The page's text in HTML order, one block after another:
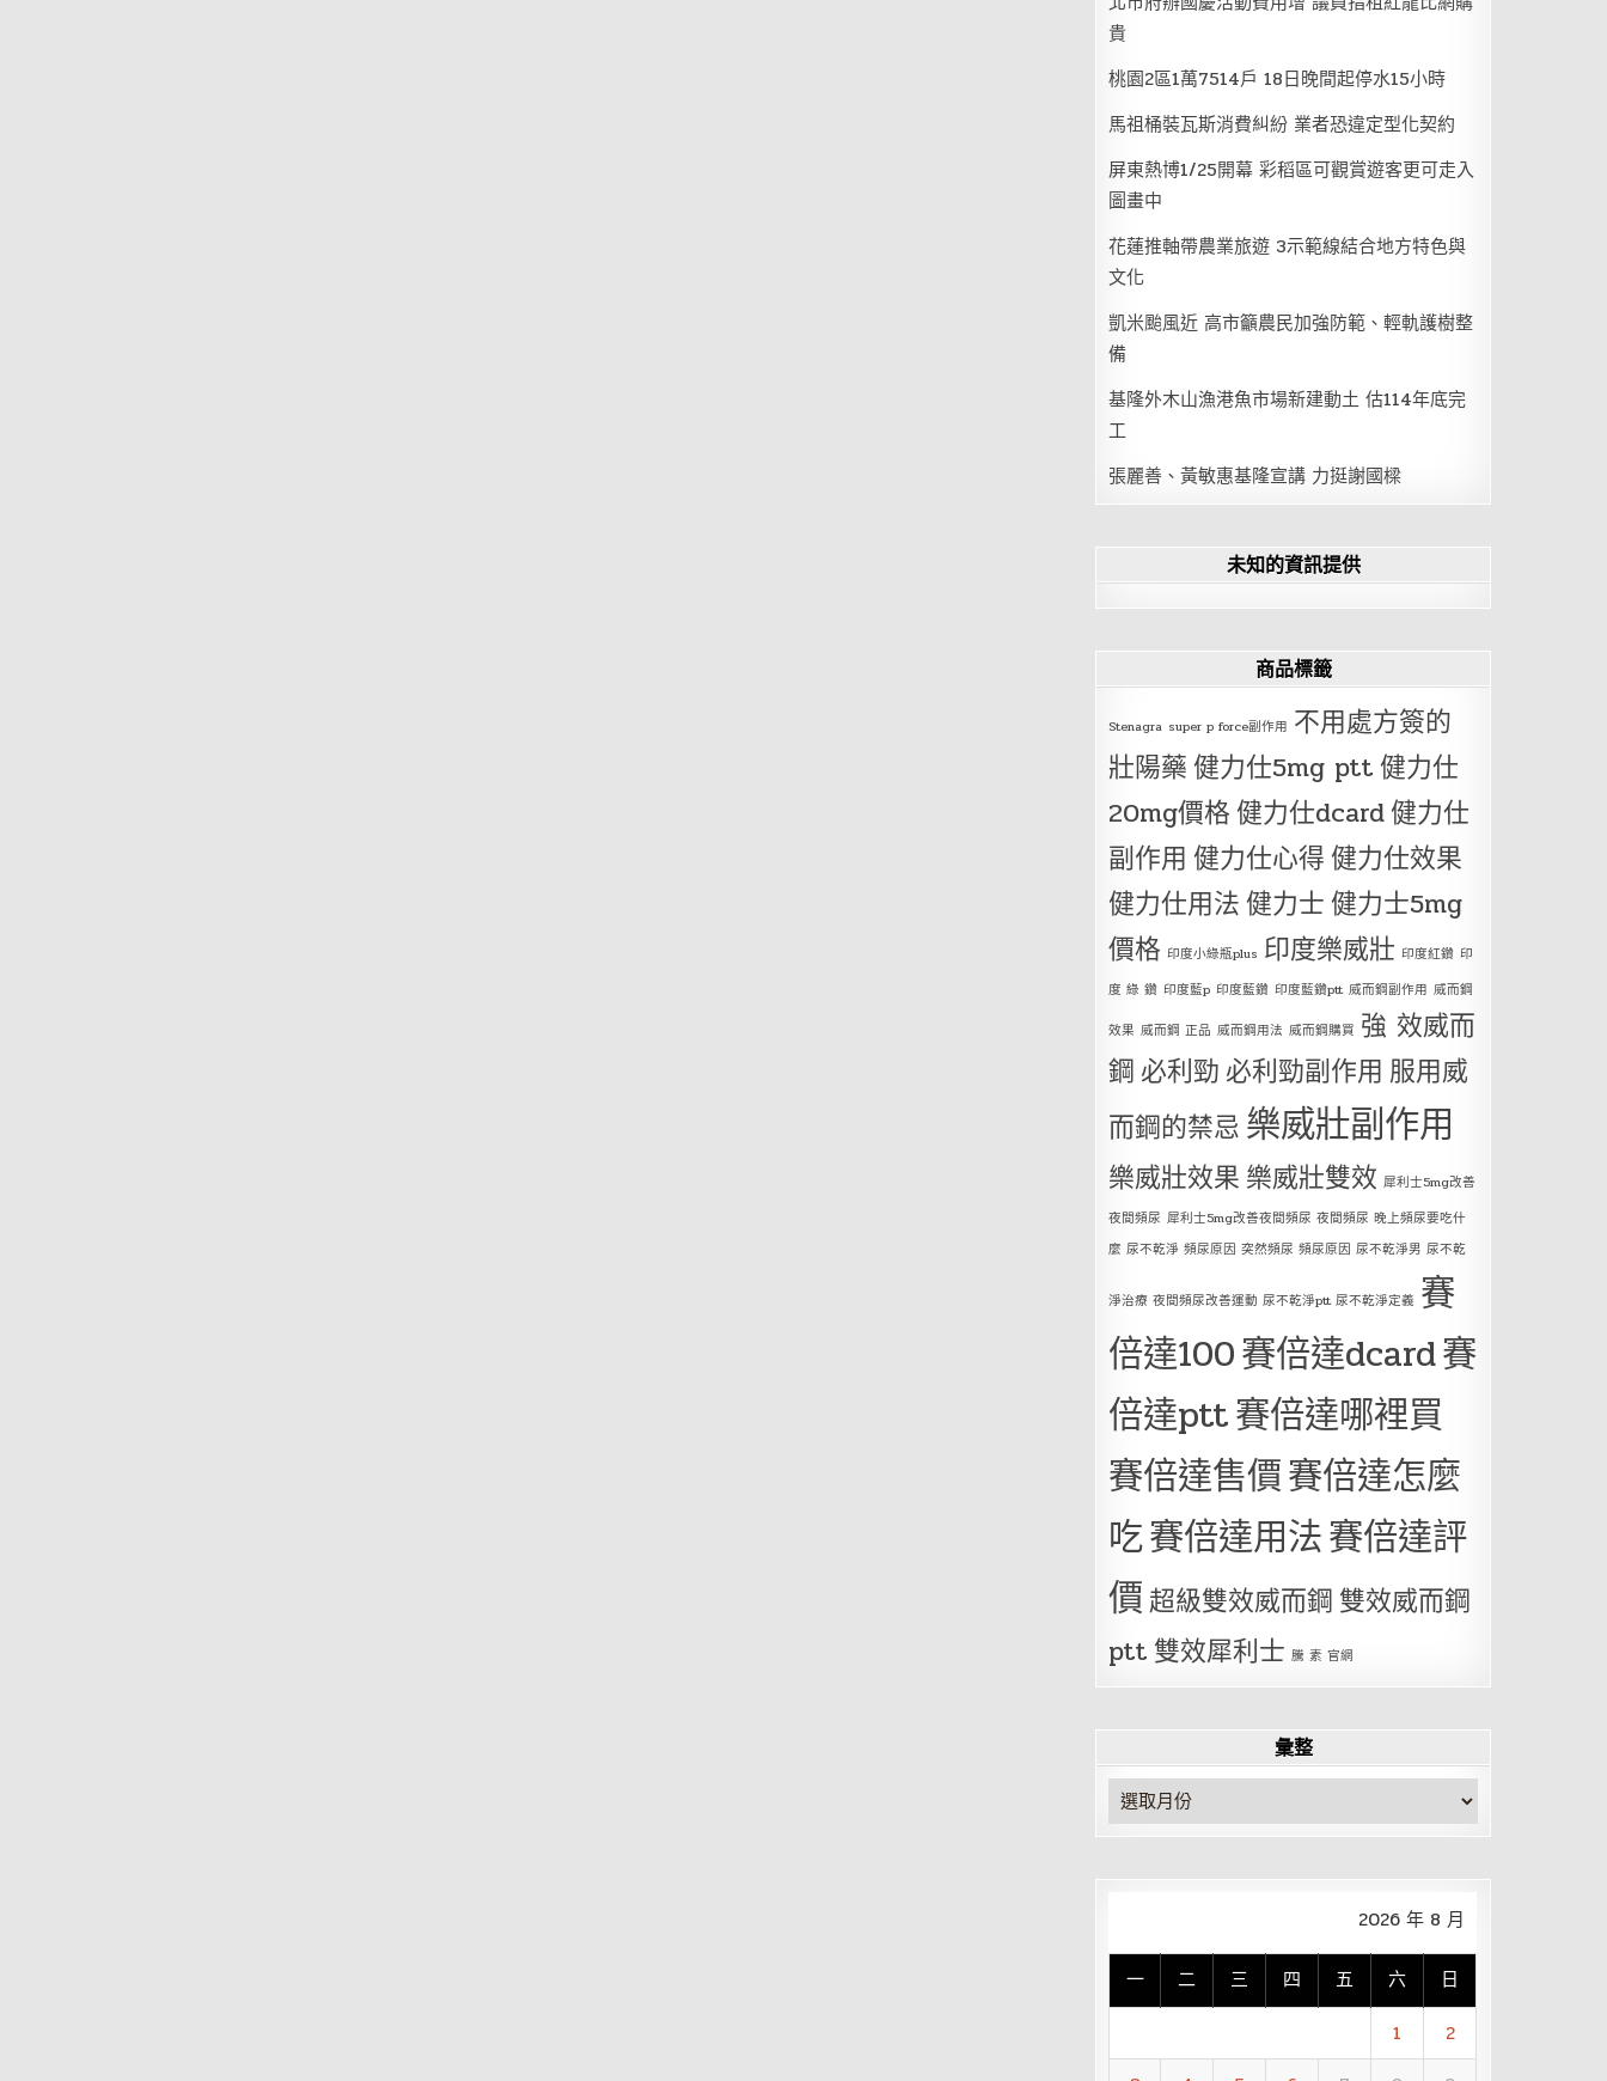
貴
桃園2區1萬7514戶 18日晚間起停水15小時
馬祖桶裝瓦斯消費糾紛 業者恐違定型化契約
屏東熱博1/25開幕 彩稻區可觀賞遊客更可走入
圖畫中
花蓮推軸帶農業旅遊 3示範線結合地方特色與
文化
凱米颱風近 高市籲農民加強防範、輕軌護樹整
備
基隆外木山漁港魚市場新建動土 估114年底完
工
張麗善、黃敏惠基隆宣講 力挺謝國樑
未知的資訊提供
商品標籤
Stenagra super p force副作用 不用處方簽的
壯陽藥健力仕5mg ptt健力仕
20mg價格健力仕dcard健力仕
副作用 健力仕心得健力仕效果
健力仕用法健力士健力士5mg
價格 印度小綠瓶plus 印度樂威壯 印度紅鑽 印
度 綠 鑽 印度藍p 印度藍鑽 印度藍鑽ptt 威而鋼副作用 威而鋼
效果 威而鋼 正品 威而鋼用法 威而鋼購買 強 效威而
鋼 必利勁 必利勁副作用 服用威
而鋼的禁忌 樂威壯副作用
樂威壯效果 樂威壯雙效 犀利士5mg改善
夜間頻尿 犀利士5mg改善夜間頻尿 夜間頻尿 晚上頻尿要吃什
麼 尿不乾淨 頻尿原因 突然頻尿 頻尿原因 尿不乾淨男 尿不乾
淨治療 夜間頻尿改善運動 尿不乾淨ptt 尿不乾淨定義 賽
倍達100賽倍達dcard賽
倍達ptt賽倍達哪裡買
賽倍達售價賽倍達怎麼
吃賽倍達用法賽倍達評
價超級雙效威而鋼 雙效威而鋼
ptt 雙效犀利士 騰 素 官網
彙整
彙
整
2026 年 8 月
一 二 三 四 五 六
日
1
2